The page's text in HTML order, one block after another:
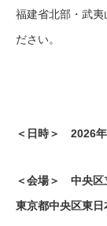
福建省北部・武夷
ださい。
＜日時＞ 2026
＜会場＞ 中央
東京都中央区東